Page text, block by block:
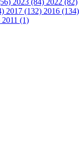
2017 (132) 2016 (134)
2011 (1)